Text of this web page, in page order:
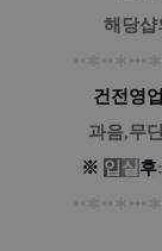
해당샵
건전영
과음,무
※ 입 실 후